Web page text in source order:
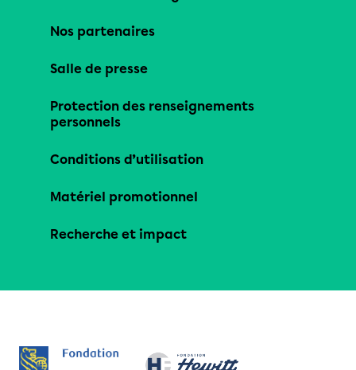
Nos partenaires
Salle de presse
Protection des renseignements
personnels
Conditions d’utilisation
Matériel promotionnel
Recherche et impact